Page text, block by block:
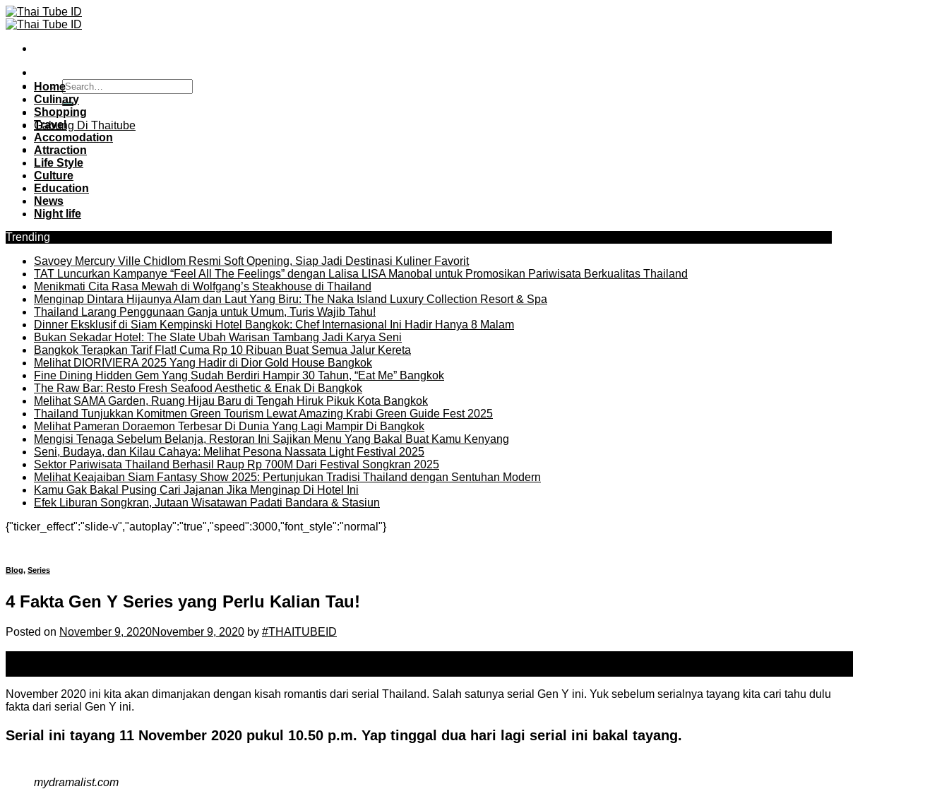
Skip
to
Gabung Di Thaitube
Home
Culinary
Shopping
Travel
Accomodation
Attraction
Life Style
Culture
Education
News
Night life
Trending
Savoey Mercury Ville Chidlom Resmi Soft Opening, Siap Jadi Destinasi Kuliner Favorit
TAT Luncurkan Kampanye “Feel All The Feelings” dengan Lalisa LISA Manobal untuk Promosikan Pariwisata Berkualitas Thailand
Menikmati Cita Rasa Mewah di Wolfgang’s Steakhouse di Thailand
Menginap Dintara Hijaunya Alam dan Laut Yang Biru: The Naka Island Luxury Collection Resort & Spa
Thailand Larang Penggunaan Ganja untuk Umum, Turis Wajib Tahu!
Dinner Eksklusif di Siam Kempinski Hotel Bangkok: Chef Internasional Ini Hadir Hanya 8 Malam
Bukan Sekadar Hotel: The Slate Ubah Warisan Tambang Jadi Karya Seni
Bangkok Terapkan Tarif Flat! Cuma Rp 10 Ribuan Buat Semua Jalur Kereta
Melihat DIORIVIERA 2025 Yang Hadir di Dior Gold House Bangkok
Fine Dining Hidden Gem Yang Sudah Berdiri Hampir 30 Tahun, “Eat Me” Bangkok
The Raw Bar: Resto Fresh Seafood Aesthetic & Enak Di Bangkok
Melihat SAMA Garden, Ruang Hijau Baru di Tengah Hiruk Pikuk Kota Bangkok
Thailand Tunjukkan Komitmen Green Tourism Lewat Amazing Krabi Green Guide Fest 2025
Melihat Pameran Doraemon Terbesar Di Dunia Yang Lagi Mampir Di Bangkok
Mengisi Tenaga Sebelum Belanja, Restoran Ini Sajikan Menu Yang Bakal Buat Kamu Kenyang
Seni, Budaya, dan Kilau Cahaya: Melihat Pesona Nassata Light Festival 2025
Sektor Pariwisata Thailand Berhasil Raup Rp 700M Dari Festival Songkran 2025
Melihat Keajaiban Siam Fantasy Show 2025: Pertunjukan Tradisi Thailand dengan Sentuhan Modern
Kamu Gak Bakal Pusing Cari Jajanan Jika Menginap Di Hotel Ini
Efek Liburan Songkran, Jutaan Wisatawan Padati Bandara & Stasiun
{"ticker_effect":"slide-v","autoplay":"true","speed":3000,"font_style":"normal"}
Blog, Series
4 Fakta Gen Y Series yang Perlu Kalian Tau!
Posted on November 9, 2020November 9, 2020 by #THAITUBEID
November 2020 ini kita akan dimanjakan dengan kisah romantis dari serial Thailand. Salah satunya serial Gen Y ini. Yuk sebelum serialnya tayang kita cari tahu dulu
fakta dari serial Gen Y ini.
Serial ini tayang 11 November 2020 pukul 10.50 p.m. Yap tinggal dua hari lagi serial ini bakal tayang.
mydramalist.com